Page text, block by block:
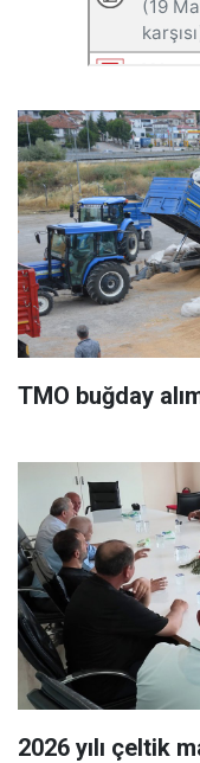
TMO buğday
2026 yılı çeltik